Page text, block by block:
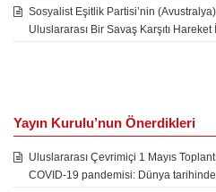
Sosyalist Eşitlik Partisi’nin
Uluslararası Bir Savaş Karşıtı Hareket
Yayın Kurulu’nun Önerdikleri
Uluslararası Çevrimiçi 1 Mayıs
COVID-19 pandemisi: Dünya